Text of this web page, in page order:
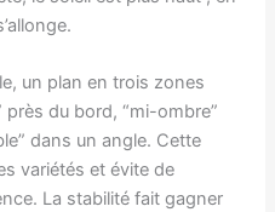
un plan en trois zones
du bord, “mi-ombre”
dans un angle. Cette
variétés et évite de
La stabilité fait gagner